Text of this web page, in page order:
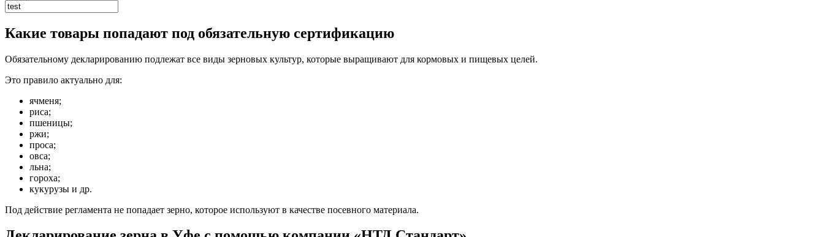
Какие товары попадают под обязательную сертификацию
Обязательному декларированию подлежат все виды зерновых культур, которые выращивают для кормовых и пищевых целей.
Это правило актуально для:
ячменя;
риса;
пшеницы;
ржи;
проса;
овса;
льна;
гороха;
кукурузы и др.
Под действие регламента не попадает зерно, которое используют в качестве посевного материала.